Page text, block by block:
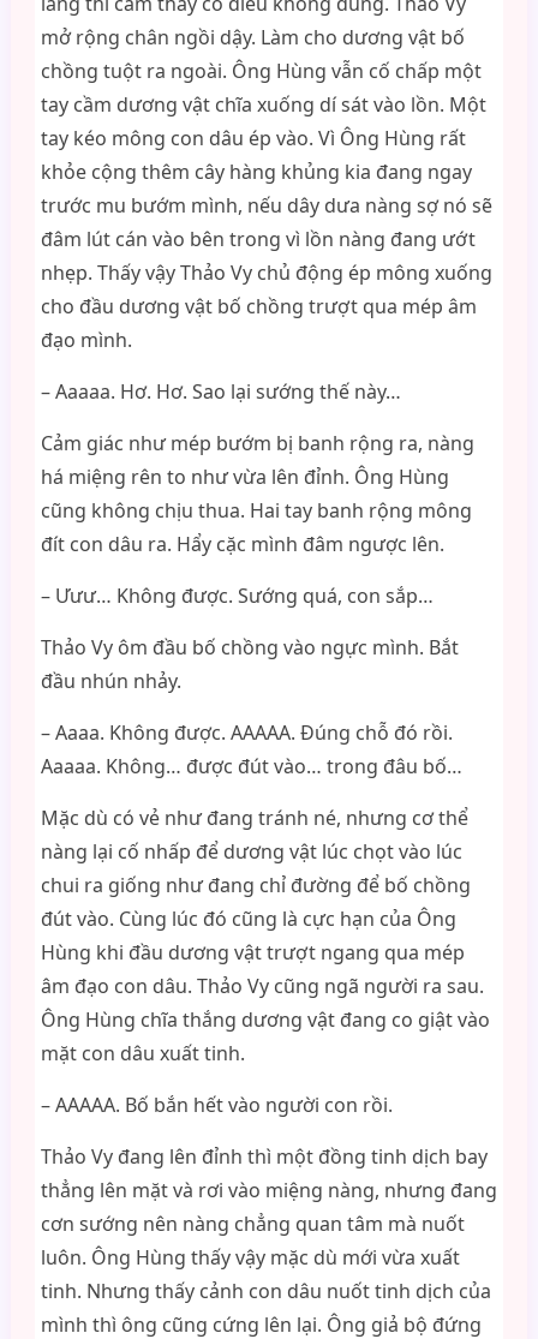
mở rộng chân ngồi dậy. Làm cho dương vật bố
chồng tuột ra ngoài. Ông Hùng vẫn cố chấp một
tay cầm dương vật chĩa xuống dí sát vào lồn. Một
tay kéo mông con dâu ép vào. Vì Ông Hùng rất
khỏe cộng thêm cây hàng khủng kia đang ngay
trước mu bướm mình, nếu dây dưa nàng sợ nó sẽ
đâm lút cán vào bên trong vì lồn nàng đang ướt
nhẹp. Thấy vậy Thảo Vy chủ động ép mông xuống
cho đầu dương vật bố chồng trượt qua mép âm
đạo mình.
– Aaaaa. Hơ. Hơ. Sao lại sướng thế này…
Cảm giác như mép bướm bị banh rộng ra, nàng
há miệng rên to như vừa lên đỉnh. Ông Hùng
cũng không chịu thua. Hai tay banh rộng mông
đít con dâu ra. Hẩy cặc mình đâm ngược lên.
– Ưưư… Không được. Sướng quá, con sắp…
Thảo Vy ôm đầu bố chồng vào ngực mình. Bắt
đầu nhún nhảy.
– Aaaa. Không được. AAAAA. Đúng chỗ đó rồi.
Aaaaa. Không… được đút vào… trong đâu bố…
Mặc dù có vẻ như đang tránh né, nhưng cơ thể
nàng lại cố nhấp để dương vật lúc chọt vào lúc
chui ra giống như đang chỉ đường để bố chồng
đút vào. Cùng lúc đó cũng là cực hạn của Ông
Hùng khi đầu dương vật trượt ngang qua mép
âm đạo con dâu. Thảo Vy cũng ngã người ra sau.
Ông Hùng chĩa thắng dương vật đang co giật vào
mặt con dâu xuất tinh.
– AAAAA. Bố bắn hết vào người con rồi.
Thảo Vy đang lên đỉnh thì một đồng tinh dịch bay
thẳng lên mặt và rơi vào miệng nàng, nhưng đang
cơn sướng nên nàng chẳng quan tâm mà nuốt
luôn. Ông Hùng thấy vậy mặc dù mới vừa xuất
tinh. Nhưng thấy cảnh con dâu nuốt tinh dịch của
mình thì ông cũng cứng lên lại. Ông giả bộ đứng